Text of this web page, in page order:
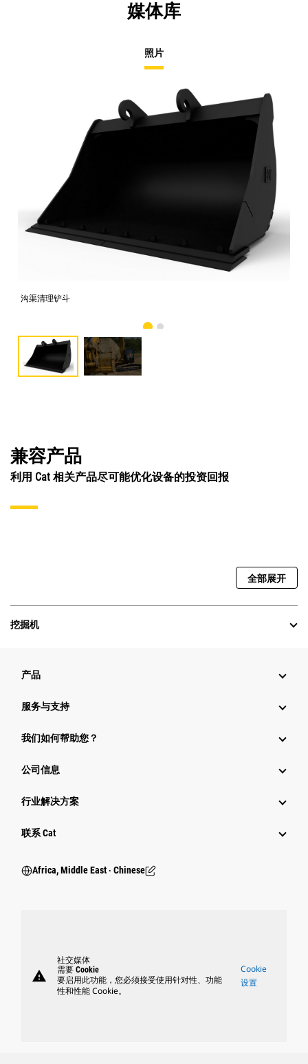
媒体库
照片
沟渠清理铲斗
兼容产品
利用 Cat 相关产品尽可能优化设备的投资回报
全部展开
挖掘机
产品
服务与支持
我们如何帮助您？
公司信息
行业解决方案
行业
联系 Cat
Africa, Middle East ‧ Chinese
warning
社交媒体
需要 Cookie
要启用此功能，您必须接受使用针对性、功能
性和性能 Cookie。
Cookie
设置